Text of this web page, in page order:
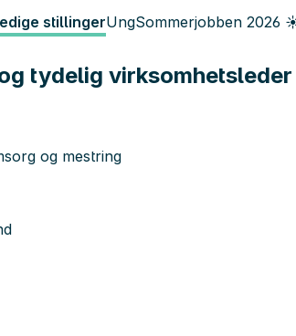
stillingerUngSommerjobben 2026
tydelig
og mestring